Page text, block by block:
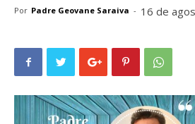
Por Padre Geovane Saraiva - 16 de